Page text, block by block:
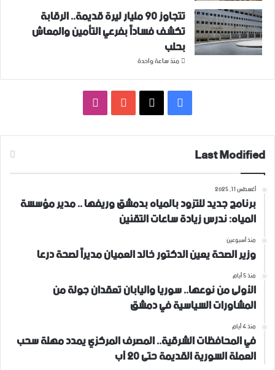
تتجاوز ‌‏90 مليار ليرة قديمة.. الرقابة
تكشف فساداً بفرعي التأمين والمعاش
بحلب
منذ ساعة واحدة
فيسبوك ‫YouTube
Last Modified
أغسطس 11, 2025
برنامج جديد للتزود بالمياه بدمشق وريفها .. مدير مؤسسة
المياه: ندرس زيادة ساعات التقنين
منذ أسبوعين
وزير الصحة يعين الدكتور خالد العميان مديراً لصحة درعا
منذ 5 أيام
الأولى من نوعها.. سوريا واليابان تعقدان جولة من
المشاورات السياسية في دمشق
منذ 4 أيام
في المحافظات الشرقية.. المصرف المركزي يمدد مهلة سحب
العملة السورية القديمة حتى 20 آب